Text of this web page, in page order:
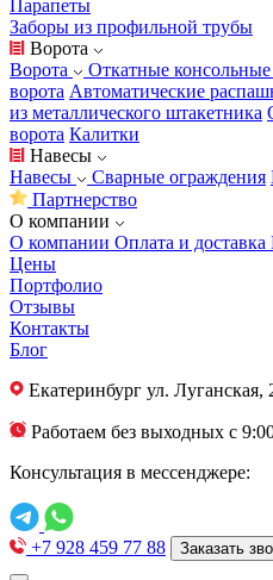
Парапеты
Заборы из профильной трубы
Ворота
Ворота
Откатные консольные
ворота Автоматические
из металлического штакетника
ворота Калитки
Навесы
Навесы
Сварные ограждения
Партнерство
О компании
О компании Оплата и доставка
Цены
Портфолио
Отзывы
Контакты
Блог
Екатеринбург ул. Луганская,
Работаем без выходных с
Консультация в мессенджере:
+7 928 459 77 88 Заказать